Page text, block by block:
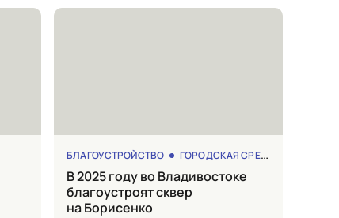
БЛАГОУСТРОЙСТВО ГОРОДСКАЯ СРЕДА
в 2025 году во Владивостоке
благоустроят сквер
на Борисенко